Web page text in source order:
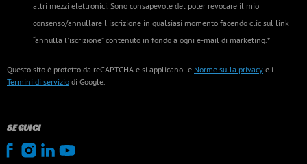
altri mezzi elettronici. Sono consapevole del poter revocare il mio
consenso/annullare l'iscrizione in qualsiasi momento facendo clic sul link
“annulla l'iscrizione” contenuto in fondo a ogni e-mail di marketing.*
Questo sito è protetto da reCAPTCHA e si applicano le Norme sulla privacy e i
Termini di servizio di Google.
SEGUICI